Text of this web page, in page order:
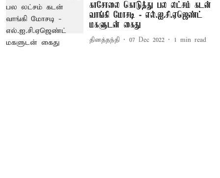
காசோலை கொடுத்து பல லட்சம் கடன்
வாங்கி மோசடி - எல்.ஐ.சி.ஏஜெண்ட்
மகளுடன் கைது
தினத்தந்தி 07 Dec 2022 1 min read